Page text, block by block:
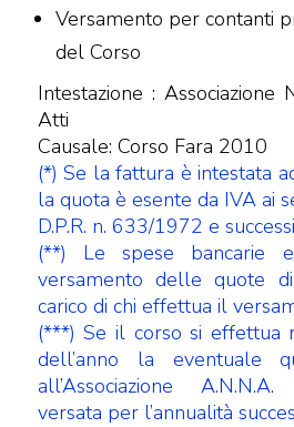
Versamento per contanti
del Corso
Intestazione : Associazione
Atti
Causale: Corso Fara 2010
(*) Se la fattura è intestata
la quota è esente da IVA ai
D.P.R. n. 633/1972 e
(**) Le spese bancarie
versamento delle quote
carico di chi effettua il
(***) Se il corso si effettua
dell’anno la eventuale
all’Associazione
versata per l’annualità